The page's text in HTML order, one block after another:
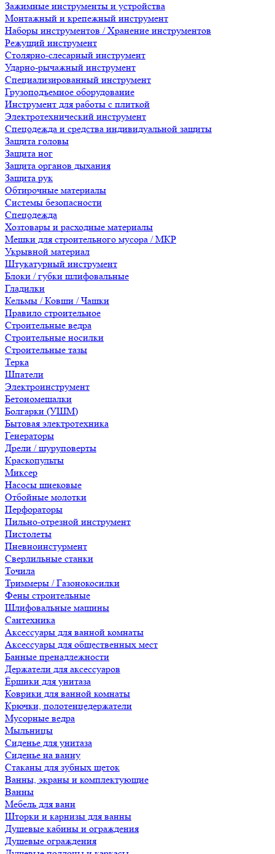
Зажимные инструменты и устройства
Монтажный и крепежный инструмент
Наборы инструментов / Хранение инструментов
Режущий инструмент
Столярно-слесарный инструмент
Ударно-рычажный инструмент
Специализированный инструмент
Грузоподъемное оборудование
Инструмент для работы с плиткой
Электротехнический инструмент
Спецодежда и средства индивидуальной защиты
Защита головы
Защита ног
Защита органов дыхания
Защита рук
Обтирочные материалы
Системы безопасности
Спецодежда
Хозтовары и расходные материалы
Мешки для строительного мусора / МКР
Укрывной материал
Штукатурный инструмент
Блоки / губки шлифовальные
Гладилки
Кельмы / Ковши / Чашки
Правило строительное
Строительные ведра
Строительные носилки
Строительные тазы
Терка
Шпатели
Электроинструмент
Бетономешалки
Болгарки (УШМ)
Бытовая электротехника
Генераторы
Дрели / шуруповерты
Краскопульты
Миксер
Насосы шнековые
Отбойные молотки
Перфораторы
Пильно-отрезной инструмент
Пистолеты
Пневноинстурмент
Сверлильные станки
Точила
Триммеры / Газонокосилки
Фены строительные
Шлифовальные машины
Сантехника
Аксессуары для ванной комнаты
Аксессуары для общественных мест
Банные пренадлежности
Держатели для аксессуаров
Ёршики для унитаза
Коврики для ванной комнаты
Крючки, полотенцедержатели
Мусорные ведра
Мыльницы
Сиденье для унитаза
Сиденье на ванну
Стаканы для зубных щеток
Ванны, экраны и комплектующие
Ванны
Мебель для ванн
Шторки и карнизы для ванны
Душевые кабины и ограждения
Душевые ограждения